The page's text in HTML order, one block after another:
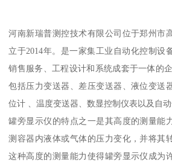
河南新瑞普测控技术有限公司位于郑州市
立于2014年。是一家集工业自动化控制设
销售服务、工程设计和系统成套于一体的
包括压力变送器、差压变送器、液位变送
位计 、温度变送器、数显控制仪表以及自动
罐旁显示仪的特点之一是其高度的测量能
测容器内液体或气体的压力变化，并将其
这种高度的测量能力使得罐旁显示仪成为